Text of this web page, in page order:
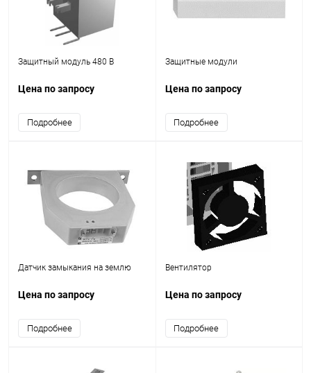
Защитный модуль 480 В
Цена по запросу
Подробнее
Защитные модули
Цена по запросу
Подробнее
Датчик замыкания на землю
Цена по запросу
Подробнее
Вентилятор
Цена по запросу
Подробнее